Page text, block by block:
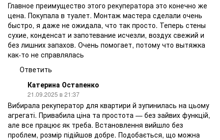
Главное преимущество этого рекуператора это конечно же
цена. Покупала в туалет. Монтаж мастера сделали очень
быстро, я даже не ожидала, что так просто. Теперь стены
сухие, конденсат и запотевание исчезли, воздух свежий и
без лишних запахов. Очень помогает, потому что вытяжка
как-то не справлялась
Ответить
Катерина Остапенко
21.09.2025 в 21:37
Вибирала рекуператор для квартири й зупинилась на цьому
агрегаті. Привабила ціна та простота — без зайвих функцій,
але все працює як треба. Встановлення вийшло без
проблем, розмір підійшов добре. Подобається, що можна